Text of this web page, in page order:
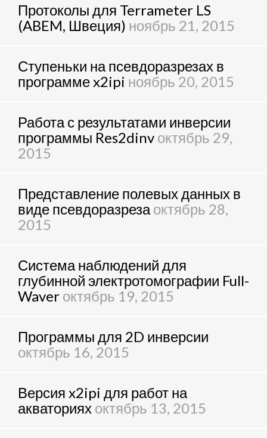
Протоколы для Terrameter LS
(ABEM, Швеция) ноябрь 21, 2015
Ступеньки на псевдоразрезах в
программе x2ipi ноябрь 20, 2015
Работа с результатами инверсии
программы Res2dinv октябрь 29,
2015
Представление полевых данных в
виде псевдоразреза октябрь 28,
2015
Система наблюдений для
глубинной электротомографии Full-
Waver октябрь 19, 2015
Программы для 2D инверсии
октябрь 16, 2015
Версия x2ipi для работ на
акваториях октябрь 13, 2015